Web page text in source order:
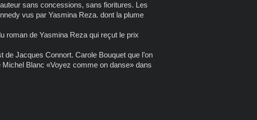
sans concessions, sans fioritures. Les
vus par Yasmina Reza. dont la plume
roman de Yasmina Reza qui reçut le prix
Jacques Connort. Carole Bouquet que l’on
Blanc «Voyez comme on danse» dans